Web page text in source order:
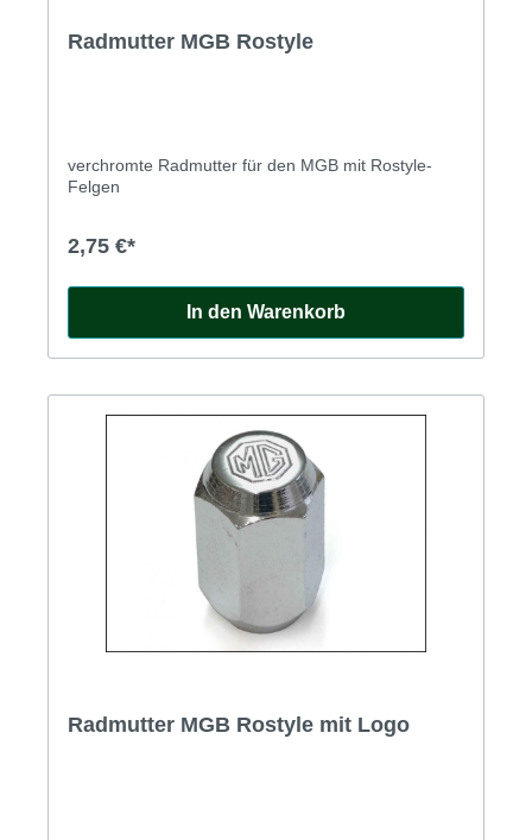
Radmutter MGB Rostyle
verchromte Radmutter für den MGB mit Rostyle-
Felgen
2,75 €*
In den Warenkorb
Radmutter MGB Rostyle mit Logo